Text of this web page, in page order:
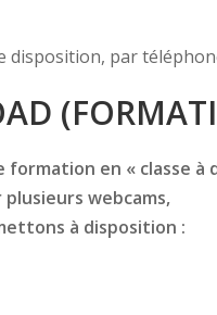
disposition, par
en « classe
webcams,
à disposition :